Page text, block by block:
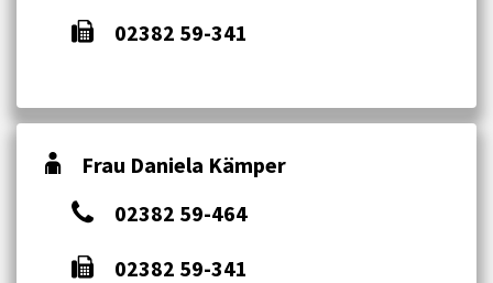
02382 59-341
Frau Daniela Kämper
02382 59-464
02382 59-341